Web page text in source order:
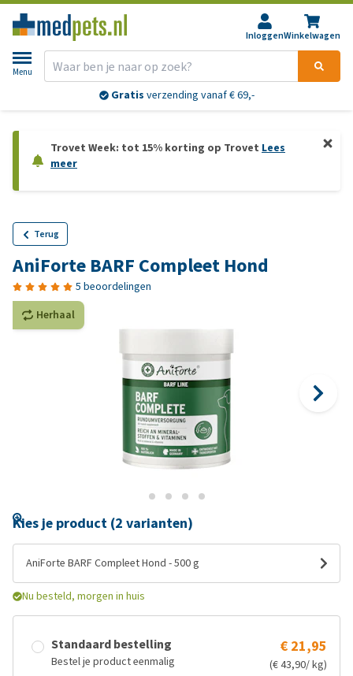
InloggenWinkelwagen
Menu
Gratis verzending vanaf € 69,-
Trovet Week: tot 15% korting op Trovet Lees
meer
Terug
AniForte BARF Compleet Hond
5 beoordelingen
Herhaal
Kies je product (2 varianten)
AniForte BARF Compleet Hond - 500 g
Nu besteld, morgen in huis
Standaard bestelling
Bestel je product eenmalig
€ 21,95
(€ 43,90/ kg)